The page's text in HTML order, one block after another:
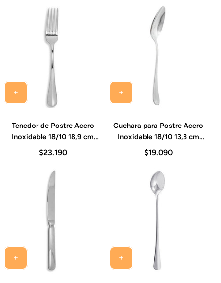
Tenedor de Postre Acero
Inoxidable 18/10 18,9 cm
Grosor 2,5 mm Set 12
$23.190
Cuchara para Postre Acero
Inoxidable 18/10 13,3 cm
Grosor 2,5 mm Set 12
$19.090